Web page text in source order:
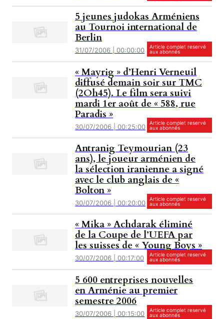
5 jeunes judokas Arméniens
au Tournoi international de
Berlin
31/07/2006 | 00:00:00
Article complet reservé
aux abonnés
« Mayrig » d’Henri Verneuil
diffusé demain soir sur TMC
(2Oh45). Le film sera suivi
mardi 1er août de « 588, rue
Paradis »
30/07/2006 | 00:25:00
Article complet reservé
aux abonnés
Antranig Teymourian (23
ans), le joueur arménien de
la sélection iranienne a signé
avec le club anglais de «
Bolton »
30/07/2006 | 00:20:00
Article complet reservé
aux abonnés
« Mika » Achdarak éliminé
de la Coupe de l’UEFA par
les suisses de « Young Boys »
30/07/2006 | 00:17:00
Article complet reservé
aux abonnés
5 600 entreprises nouvelles
en Arménie au premier
semestre 2006
30/07/2006 | 00:15:00
Article complet reservé
aux abonnés